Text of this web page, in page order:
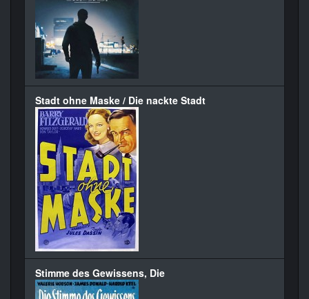
Stadt ohne Maske / Die nackte Stadt
Stimme des Gewissens, Die